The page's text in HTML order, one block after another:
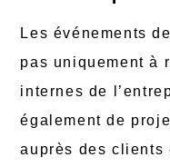
Les événements
pas uniquement à
internes de
également de
auprès des clients